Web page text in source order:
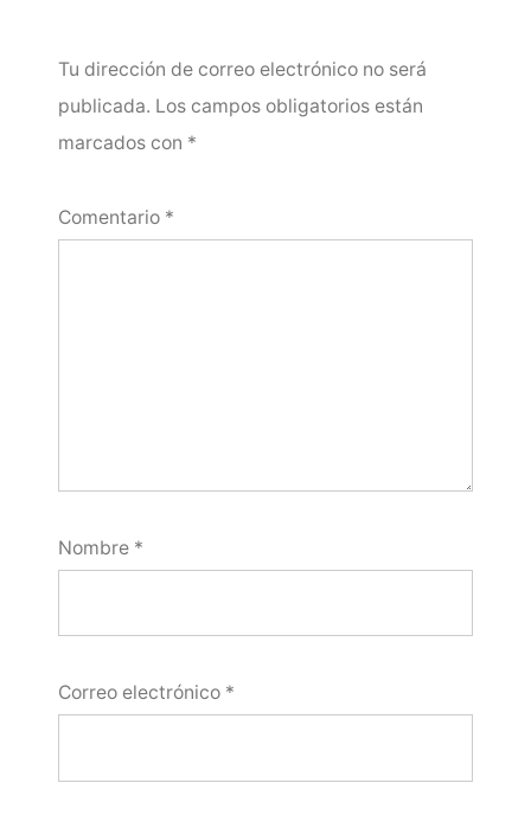
Tu dirección de correo electrónico no será
publicada. Los campos obligatorios están
marcados con *
Comentario *
Nombre *
Correo electrónico *